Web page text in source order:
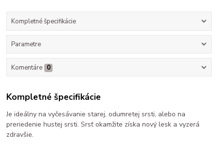
Kompletné špecifikácie
Parametre
Komentáre 0
Kompletné špecifikácie
Je ideálny na vyčesávanie starej, odumretej srsti, alebo na
preriedenie hustej srsti. Srsť okamžite získa nový lesk a vyzerá
zdravšie.